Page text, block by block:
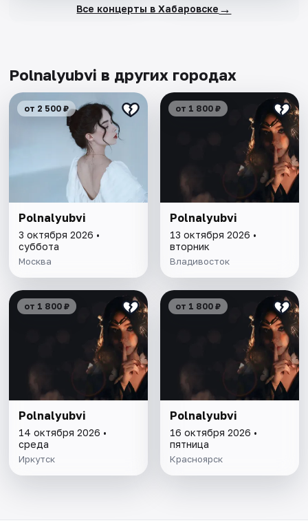
Все концерты в Хабаровске →
Polnalyubvi в других городах
от 2 500 ₽
Polnalyubvi
3 октября 2026 •
суббота
Москва
от 1 800 ₽
Polnalyubvi
13 октября 2026 •
вторник
Владивосток
от 1 800 ₽
Polnalyubvi
14 октября 2026 •
среда
Иркутск
от 1 800 ₽
Polnalyubvi
16 октября 2026 •
пятница
Красноярск